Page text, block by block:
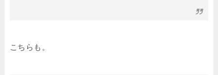
こちらも。